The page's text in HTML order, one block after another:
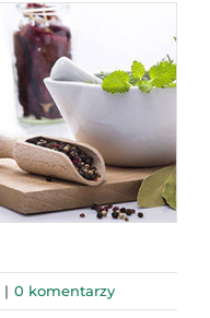
| 0 komentarzy